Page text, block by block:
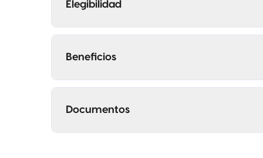
Elegibilidad
Beneficios
Documentos